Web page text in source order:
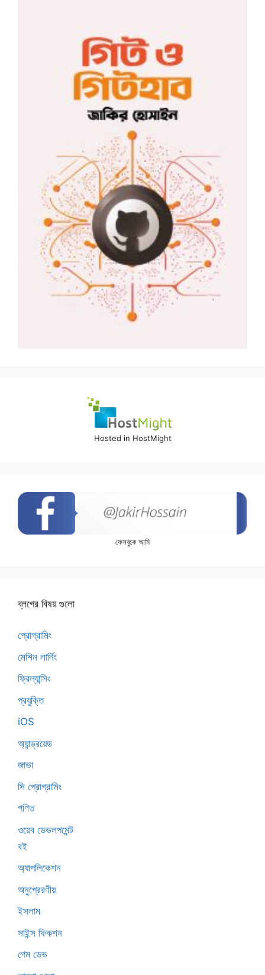
Hosted in HostMight
ফেসবুকে আমি
ব্লগের বিষয় গুলো
প্রোগ্রামিং
মেশিন লার্নিং
ফ্রিল্যান্সিং
প্রযুক্তি
iOS
অ্যান্ড্রয়েড
জাভা
সি প্রোগ্রামিং
গণিত
ওয়েব ডেভলপমেন্ট
বই
অ্যাপলিকেশন
অনুপ্রেরণীয়
ইসলাম
সাইন্স ফিকশন
গেম ডেভ